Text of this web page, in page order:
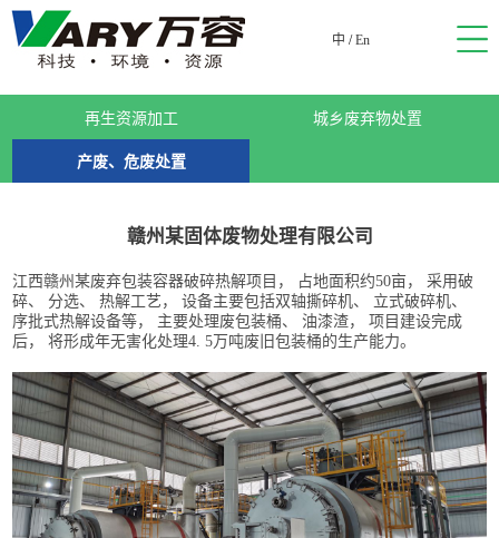
中 /En
再生资源加工 城乡废弃物处置
产废、危废处置
赣州某固体废物处理有限公司
江西赣州某废弃包装容器破碎热解项目， 占地面积约50亩， 采用破
碎、 分选、 热解工艺， 设备主要包括双轴撕碎机、 立式破碎机、
序批式热解设备等， 主要处理废包装桶、 油漆渣， 项目建设完成
后， 将形成年无害化处理4. 5万吨废旧包装桶的生产能力。